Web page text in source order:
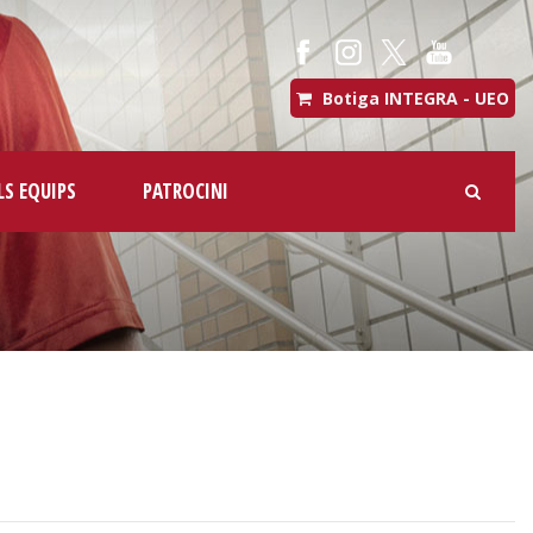
Botiga INTEGRA - UEO
EQUIPS PATROCINI